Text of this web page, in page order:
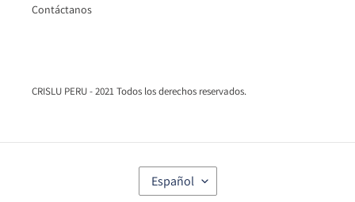
Contáctanos
CRISLU PERU - 2021 Todos los derechos reservados.
I
Español